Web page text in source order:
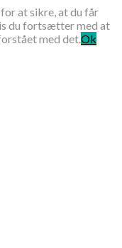
at sikre, at du får
du fortsætter med at
med det.Ok